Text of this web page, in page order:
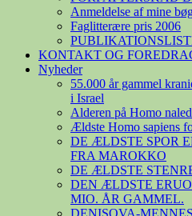
Anmeldelse af mine
Faglitterære pris 2006
KONTAKT OG
Nyheder
55.000 år gammel
i Israel
Alderen på Homo
Ældste Homo sapiens
DE ÆLDSTE SPOR
FRA MAROKKO
DE ÆLDSTE
DEN ÆLDSTE
MIO. ÅR GAMMEL.
DENISOVA-